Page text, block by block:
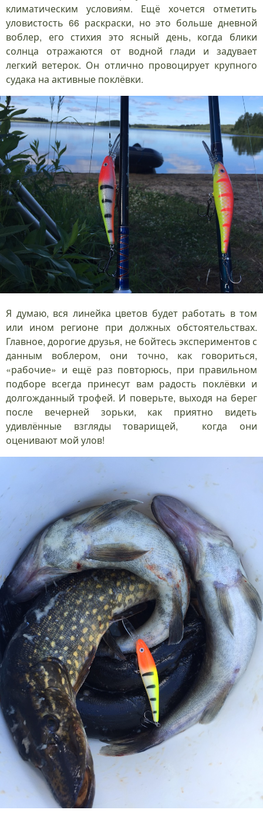
климатическим условиям. Ещё хочется отметить
уловистость 66 раскраски, но это больше дневной
воблер, его стихия это ясный день, когда блики
солнца отражаются от водной глади и задувает
легкий ветерок. Он отлично провоцирует крупного
судака на активные поклёвки.
Я думаю, вся линейка цветов будет работать в том
или ином регионе при должных обстоятельствах.
Главное, дорогие друзья, не бойтесь экспериментов с
данным воблером, они точно, как говориться,
«рабочие» и ещё раз повторюсь, при правильном
подборе всегда принесут вам радость поклёвки и
долгожданный трофей. И поверьте, выходя на берег
после вечерней зорьки, как приятно видеть
удивлённые взгляды товарищей, когда они
оценивают мой улов!